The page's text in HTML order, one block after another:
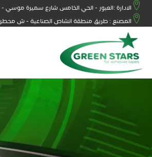
الادارة :العبور - الحي الخامس شارع سميرة موسي -
المصنع : طريق منطقة انشاص الصناعية - ش